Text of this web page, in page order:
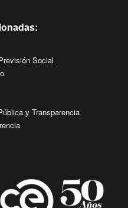
Social
y Transparencia